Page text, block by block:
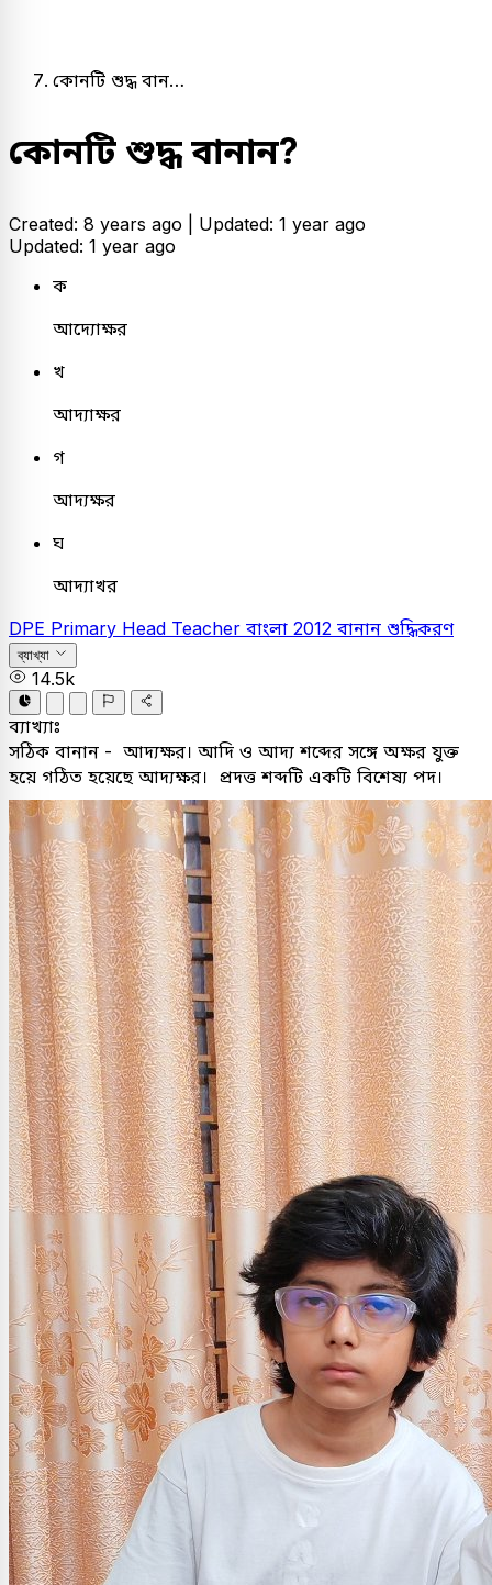
কোনটি শুদ্ধ বান…
কোনটি শুদ্ধ বানান?
Created: 8 years ago | Updated: 1 year ago
Updated: 1 year ago
ক
আদ্যোক্ষর
খ
আদ্যাক্ষর
গ
আদ্যক্ষর
ঘ
আদ্যাখর
DPE Primary Head Teacher বাংলা 2012 বানান শুদ্ধিকরণ
ব্যাখ্যা
14.5k
ব্যাখ্যাঃ
সঠিক বানান - আদ্যক্ষর। আদি ও আদ্য শব্দের সঙ্গে অক্ষর যুক্ত
হয়ে গঠিত হয়েছে আদ্যক্ষর। প্রদত্ত শব্দটি একটি বিশেষ্য পদ।